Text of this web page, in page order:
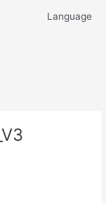
Language